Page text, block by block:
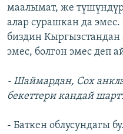
маалымат, же
алар сурашкан да
биздин Кыргызстандан
эмес, болгон эмес деп
- Шаймардан, Сох
бекеттери кандай
- Баткен облусундагы